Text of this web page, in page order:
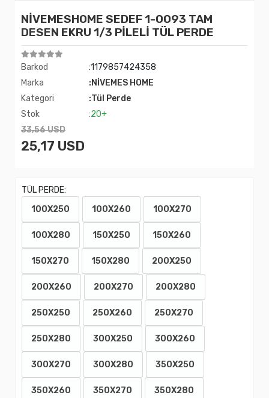
NİVEMESHOME SEDEF 1-0093 TAM
DESEN EKRU 1/3 PİLELİ TÜL PERDE
Barkod
:1179857424358
Marka
:NİVEMES HOME
Kategori
:Tül Perde
Stok
:20+
33,56 USD
25,17 USD
TÜL PERDE:
100X250
100X260 100X270
100X280 150X250 150X260
150X270 150X280 200X250
200X260 200X270 200X280
250X250 250X260 250X270
250X280 300X250 300X260
300X270 300X280 350X250
350X260 350X270 350X280